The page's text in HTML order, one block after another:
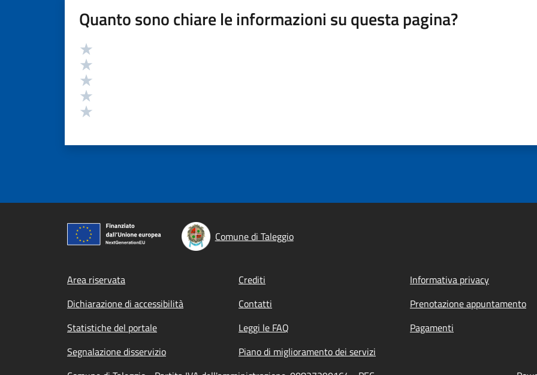
Quanto sono chiare le informazioni su questa pagina?
Valutazione
Comune di Taleggio
Footer menu
Area riservata Crediti Informativa privacy
Dichiarazione di accessibilità
Contatti Prenotazione appuntamento
Statistiche del portale
Leggi le FAQ Pagamenti
Segnalazione disservizio
Piano di miglioramento dei servizi